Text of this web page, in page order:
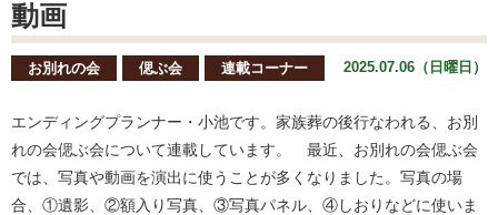
動画
お別れの会 偲ぶ会 連載コーナー 2025.07.06（日曜日）
エンディングプランナー・小池です。家族葬の後行なわれる、お別
れの会偲ぶ会について連載しています。 最近、お別れの会偲ぶ会
では、写真や動画を演出に使うことが多くなりました。写真の場
合、①遺影、②額入り写真、③写真パネル、④しおりなどに使いま